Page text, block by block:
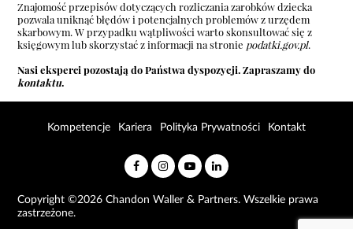
Znajomość przepisów dotyczących rozliczania zarobków dziecka
pozwala uniknąć błędów i potencjalnych problemów z urzędem
skarbowym. W przypadku wątpliwości warto skonsultować się z
księgowym lub skorzystać z informacji na stronie podatki.gov.pl.
Nasi eksperci pozostają do Państwa dyspozycji. Zapraszamy do
kontaktu.
Copyright ©2026 Chandon Waller & Partners. Wszelkie prawa
zastrzeżone.
Kompetencje Kariera Polityka Prywatności Kontakt